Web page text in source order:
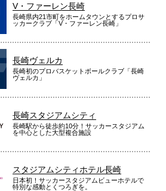
V・ファーレン長崎
長崎県内21市町をホームタウンとするプロサ
ッカークラブ「V・ファーレン長崎」
長崎ヴェルカ
長崎初のプロバスケットボールクラブ「長崎
ヴェルカ」
長崎スタジアムシティ
長崎駅から徒歩約10分！サッカースタジアム
を中心とした大型複合施設
スタジアムシティホテル長崎
日本初！サッカースタジアムビューホテルで
特別な感動とくつろぎを。